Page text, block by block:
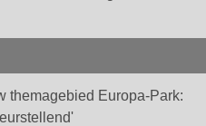
themagebied Europa-Park: